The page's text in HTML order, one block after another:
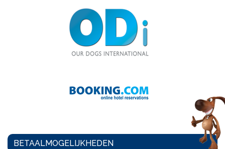
BETAALMOGELIJKHEDEN